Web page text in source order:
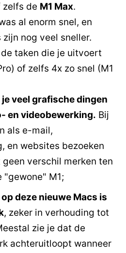
zelfs de M1 Max.
al enorm snel, en
zijn nog veel sneller.
taken die je uitvoert
of zelfs 4x zo snel (M1
veel grafische dingen
en videobewerking. Bij
als e-mail,
en websites bezoeken
verschil merken ten
"gewone" M1;
deze nieuwe Macs is
, zeker in verhouding tot
zie je dat de
achteruitloopt wanneer